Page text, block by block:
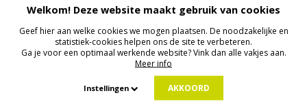
Toon alle andere producten (51)
Welkom! Deze website maakt gebruik van cookies
Geef hier aan welke cookies we mogen plaatsen. De noodzakelijke en
statistiek-cookies helpen ons de site te verbeteren.
Ga je voor een optimaal werkende website? Vink dan alle vakjes aan.
Meer info
Instellingen AKKOORD